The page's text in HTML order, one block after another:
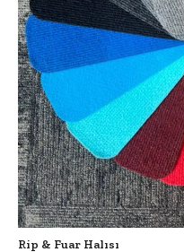
Rip & Fuar Halısı